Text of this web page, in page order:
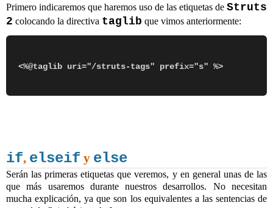
Primero indicaremos que haremos uso de las etiquetas de Struts
2 colocando la directiva taglib que vimos anteriormente:
if, elseif y else
Serán las primeras etiquetas que veremos, y en general unas de las
que más usaremos durante nuestros desarrollos. No necesitan
mucha explicación, ya que son los equivalentes a las sentencias de